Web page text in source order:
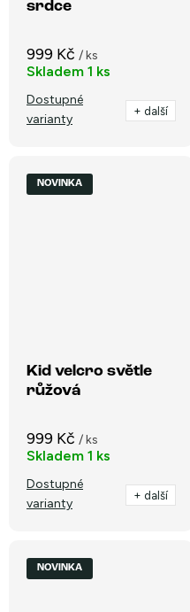
srdce
999 Kč / ks
Skladem 1 ks
Dostupné
varianty
+ další
NOVINKA
Kid velcro světle
růžová
999 Kč / ks
Skladem 1 ks
Dostupné
varianty
+ další
NOVINKA